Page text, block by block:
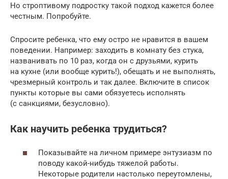
Но строптивому подростку такой подход кажется более
честным. Попробуйте.
Спросите ребенка, что ему остро не нравится в вашем
поведении. Например: заходить в комнату без стука,
названивать по 10 раз, когда он с друзьями, курить
на кухне (или вообще курить!), обещать и не выполнять,
чрезмерный контроль и так далее. Включите в список
пункты которые вы сами обязуетесь исполнять
(с санкциями, безусловно).
Как научить ребенка трудиться?
Показывайте на личном примере энтузиазм по
поводу какой-нибудь тяжелой работы.
Некоторые родители настолько переутомлены,